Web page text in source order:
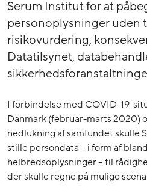
Serum Institut for at
personoplysninger uden
risikovurdering,
Datatilsynet,
I forbindelse med COVID-19-
Danmark (februar-marts 2020)
nedlukning af samfundet skulle
stille persondata – i form af
helbredsoplysninger – til
der skulle regne på mulige